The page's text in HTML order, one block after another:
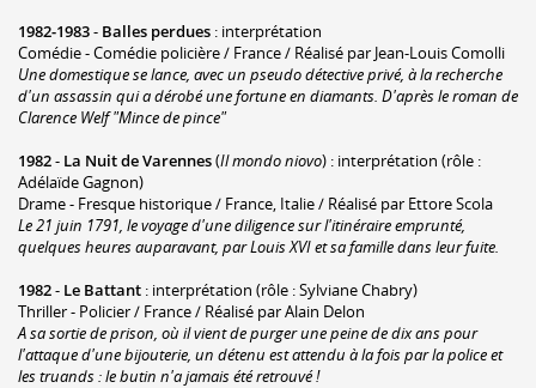
1982-1983- Balles perdues : interprétation
Comédie - Comédie policière / France / Réalisé par Jean-Louis Comolli
Une domestique se lance, avec un pseudo détective privé, à la recherche
d'un assassin qui a dérobé une fortune en diamants. D'après le roman de
Clarence Welf "Mince de pince"
1982- La Nuit de Varennes(Il mondo niovo) : interprétation (rôle :
Adélaïde Gagnon)
Drame - Fresque historique / France, Italie / Réalisé par Ettore Scola
Le 21 juin 1791, le voyage d'une diligence sur l'itinéraire emprunté,
quelques heures auparavant, par Louis XVI et sa famille dans leur fuite.
1982- Le Battant : interprétation (rôle : Sylviane Chabry)
Thriller - Policier / France / Réalisé par Alain Delon
A sa sortie de prison, où il vient de purger une peine de dix ans pour
l'attaque d'une bijouterie, un détenu est attendu à la fois par la police et
les truands : le butin n'a jamais été retrouvé !